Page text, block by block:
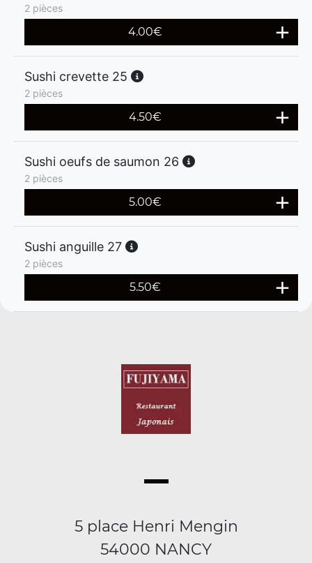
2 pièces
4.00€
Sushi crevette 25
2 pièces
4.50€
Sushi oeufs de saumon 26
2 pièces
5.00€
Sushi anguille 27
2 pièces
5.50€
5 place Henri Mengin
54000 NANCY